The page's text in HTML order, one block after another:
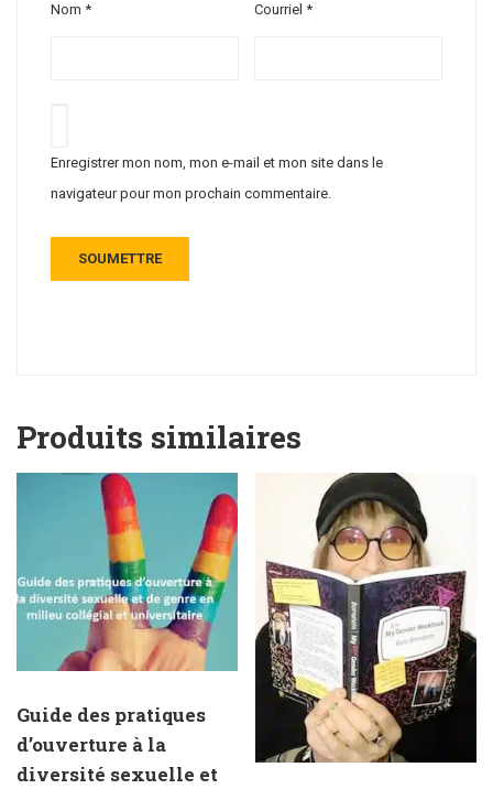
Nom * Courriel*
Enregistrer mon nom, mon e-mail et mon site dans le
navigateur pour mon prochain commentaire.
Produits similaires
Guide des pratiques
d’ouverture à la
diversité sexuelle et